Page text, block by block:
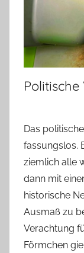
Das
fassungslos.
ziemlich alle
dann mit
historische
Ausmaß zu
Verachtung
Förmchen